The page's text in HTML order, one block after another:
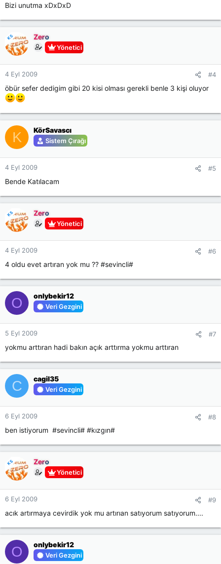
Bizi unutma xDxDxD
KS Zero
Yönetici
4 Eyl 2009 #4
öbür sefer dedigim gibi 20 kisi olması gerekli benle 3 kişi oluyor
K KörSavascı
Sistem Çırağı
4 Eyl 2009 #5
Bende Katılacam
KS Zero
Yönetici
4 Eyl 2009 #6
4 oldu evet artıran yok mu ?? #sevincli#
O onlybekir12
Veri Gezgini
5 Eyl 2009 #7
yokmu arttıran hadi bakın açık arttırma yokmu arttıran
C cagil35
Veri Gezgini
6 Eyl 2009 #8
ben istiyorum #sevincli# #kızgın#
KS Zero
Yönetici
6 Eyl 2009 #9
acık artırmaya cevirdik yok mu artırıan satıyorum satıyorum....
O onlybekir12
Veri Gezgini